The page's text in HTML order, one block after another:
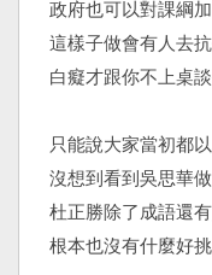
政府也可以對課綱
這樣子做會有人去抗
白癡才跟你不上桌
只能說大家當初都
沒想到看到吳思華做
杜正勝除了成語還
根本也沒有什麼好